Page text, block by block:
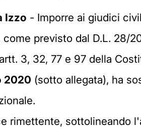
Izzo - Imporre ai giudici
come previsto dal D.L. 28/
3, 32, 77 e 97 della
2020 (sotto allegata), ha
rimettente, sottolineando